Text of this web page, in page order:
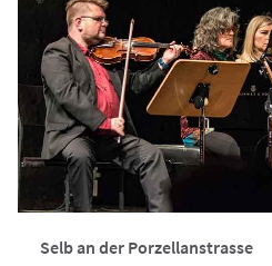
Selb an der Porzellanstrasse